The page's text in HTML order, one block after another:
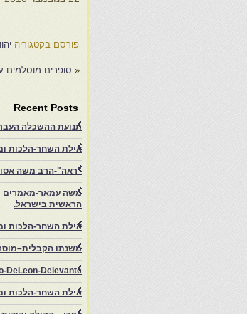
פורסם בקטגוריה
« סופרים מוסלמים
Recent Posts
תנועת ההשכלה העברית במרוקו בסוף
אילת השחר-הלכות
"ראה"-הרב משה
משה עמאר-מאמרים
הראשית בישראל.
אילת השחר-הלכות
משנתו
DeLeon-Delevante.
אילת השחר-הלכות